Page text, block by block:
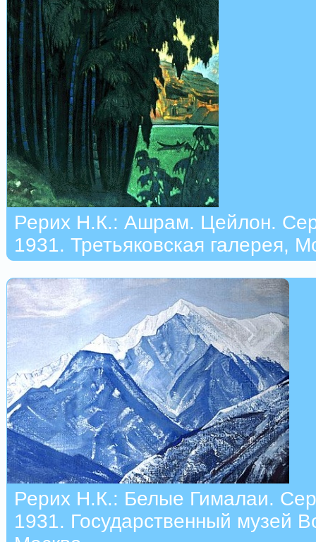
Рерих Н.К.: Ашрам. Цейлон.
1931. Третьяковская галерея,
Рерих Н.К.: Белые Гималаи.
1931. Государственный музей